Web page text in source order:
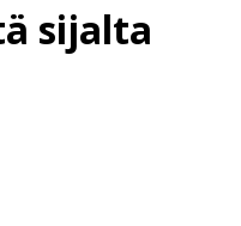
sijalta